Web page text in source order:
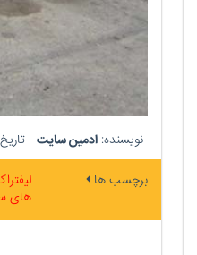
نویسنده: ادمین سایت
برچسب ها
های